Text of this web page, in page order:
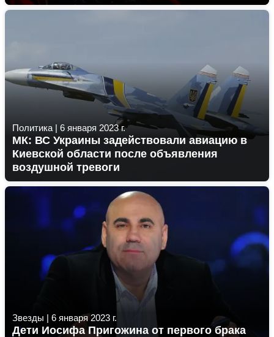
Политика | 6 января 2023 г.
МК: ВС Украины задействовали авиацию в
Киевской области после объявления
воздушной тревоги
Звезды | 6 января 2023 г.
Дети Иосифа Пригожина от первого брака